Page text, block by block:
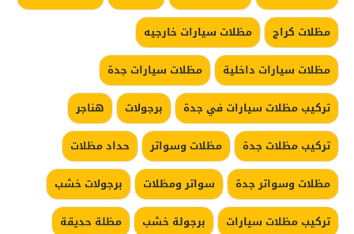
مظلات كراج
مظلات سيارات خارجيه
مظلات سيارات داخلية
مظلات سيارات جدة
تركيب مظلات سيارات في جدة
برجولات
هناجر
تركيب مظلات جدة
مظلات وسواتر
حداد مظلات
مظلات وسواتر جدة
سواتر ومظلات
برجولات خشب
تركيب مظلات سيارات
برجولة خشب
مظلة حديقة